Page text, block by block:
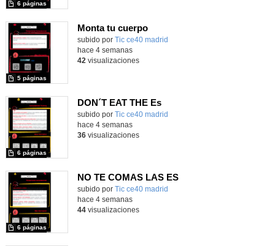
6 páginas
Monta tu cuerpo
subido por Tic ce40 madrid
5 páginas
hace 4 semanas
42 visualizaciones
DON´T EAT THE Es
subido por Tic ce40 madrid
6 páginas
hace 4 semanas
36visualizaciones
NO TE COMAS LAS ES
subido por Tic ce40 madrid
6 páginas
hace 4 semanas
44visualizaciones